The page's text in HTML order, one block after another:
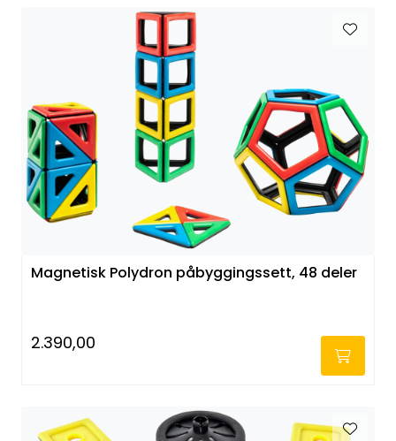
Magnetisk Polydron påbyggingssett, 48 deler
2.390,00